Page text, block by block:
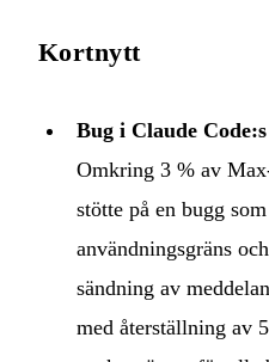
Kortnytt
Bug i Claude
Omkring 3 % av
stötte på en bugg
användningsgräns
sändning av
med återställning av